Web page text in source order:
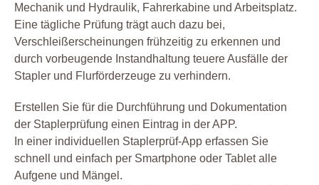
Mechanik und Hydraulik, Fahrerkabine und Arbeitsplatz.
Eine tägliche Prüfung trägt auch dazu bei,
Verschleißerscheinungen frühzeitig zu erkennen und
durch vorbeugende Instandhaltung teuere Ausfälle der
Stapler und Flurförderzeuge zu verhindern.
Erstellen Sie für die Durchführung und Dokumentation
der Staplerprüfung einen Eintrag in der APP.
In einer individuellen Staplerprüf-App erfassen Sie
schnell und einfach per Smartphone oder Tablet alle
Aufgene und Mängel.